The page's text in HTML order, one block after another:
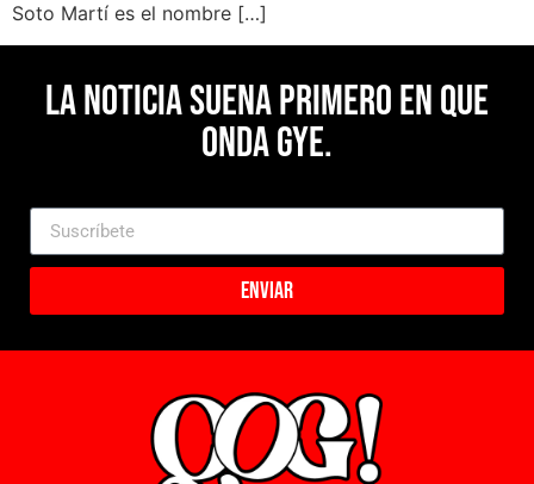
Soto Martí es el nombre […]
La noticia suena primero en Que
Onda Gye.
Enviar